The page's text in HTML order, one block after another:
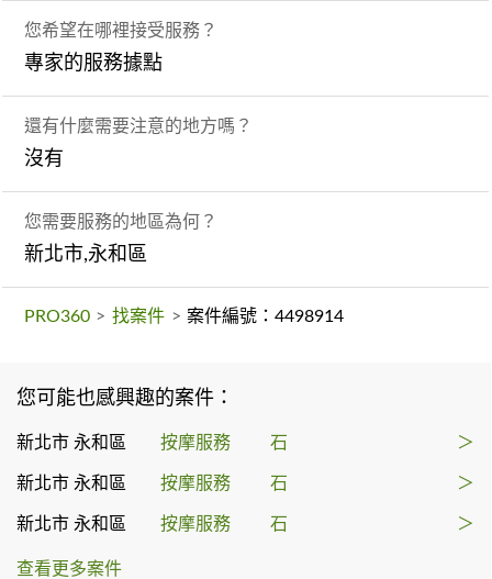
您希望在哪裡接受服務？
專家的服務據點
還有什麼需要注意的地方嗎？
沒有
您需要服務的地區為何？
新北市,永和區
PRO360 > 找案件 > 案件編號：4498914
您可能也感興趣的案件：
新北市 永和區 按摩服務 石 ＞
新北市 永和區 按摩服務 石 ＞
新北市 永和區 按摩服務 石 ＞
查看更多案件